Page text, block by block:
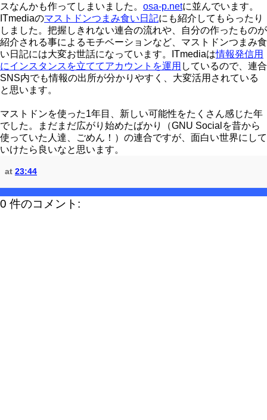
スなんかも作ってしまいました。 osa-p.netに並んでいます。
ITmediaのマストドンつまみ食い日記にも紹介してもらったり
しました。把握しきれない連合の流れや、自分の作ったものが
紹介される事によるモチベーションなど、マストドンつまみ食
い日記には大変お世話になっています。ITmediaは情報発信用
にインスタンスを立ててアカウントを運用 しているので、連合
SNS内でも情報の出所が分かりやすく、大変活用されている
と思います。
マストドンを使った1年目、新しい可能性をたくさん感じた年
でした。まだまだ広がり始めたばかり（GNU Socialを昔から
使っていた人達、ごめん！）の連合ですが、面白い世界にして
いけたら良いなと思います。
at 23:44
0 件のコメント: